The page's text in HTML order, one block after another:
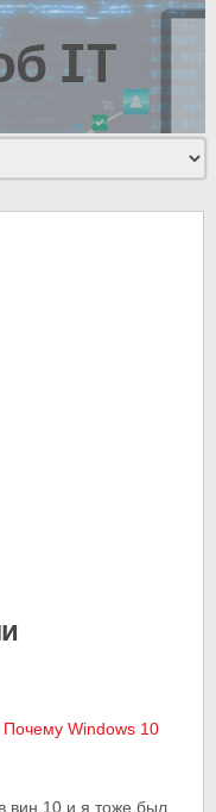
IT
Почему Windows 10
вин 10 и я тоже был